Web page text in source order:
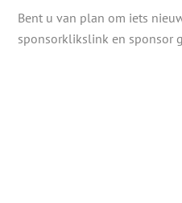
Bent u van plan om iets
sponsorklikslink en sponsor